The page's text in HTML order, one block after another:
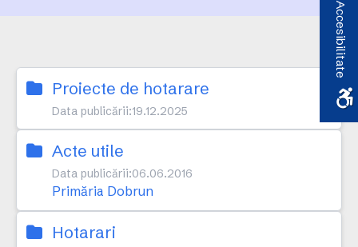
Proiecte de hotarare
Data publicării:19.12.2025
Acte utile
Data publicării:06.06.2016
Primăria Dobrun
Hotarari
Accesibilitate